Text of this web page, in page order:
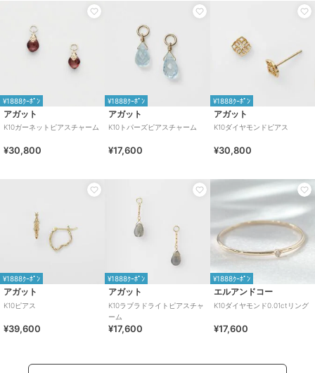
¥1888ｸｰﾎﾟﾝ
アガット
K10ガーネットピアスチャーム
¥30,800
¥1888ｸｰﾎﾟﾝ
アガット
K10トパーズピアスチャーム
¥17,600
¥1888ｸｰﾎﾟﾝ
アガット
K10ダイヤモンドピアス
¥30,800
¥1888ｸｰﾎﾟﾝ
アガット
K10ピアス
¥39,600
¥1888ｸｰﾎﾟﾝ
アガット
K10ラブラドライトピアスチャ
ーム
¥17,600
¥1888ｸｰﾎﾟﾝ
エルアンドコー
K10ダイヤモンド0.01ctリング
¥17,600